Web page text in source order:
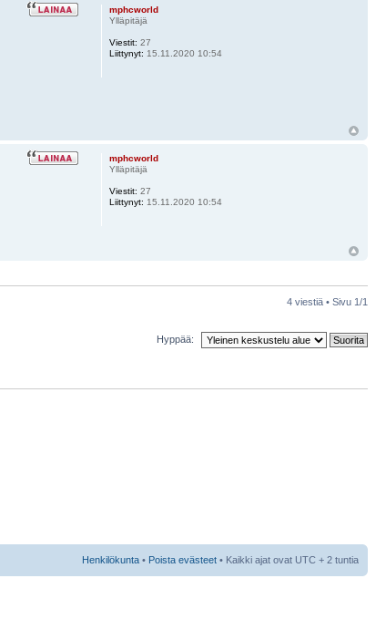
mphcworld
Ylläpitäjä
Viestit: 27
Liittynyt: 15.11.2020 10:54
mphcworld
Ylläpitäjä
Viestit: 27
Liittynyt: 15.11.2020 10:54
4 viestiä • Sivu 1/1
Hyppää:
Henkilökunta • Poista evästeet • Kaikki ajat ovat UTC + 2 tuntia